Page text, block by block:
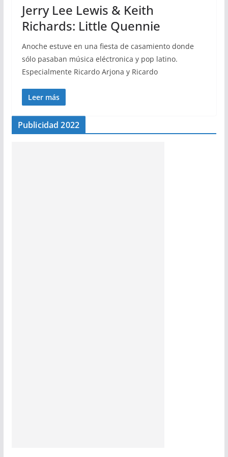
Jerry Lee Lewis & Keith
Richards: Little Quennie
Anoche estuve en una fiesta de casamiento donde
sólo pasaban música eléctronica y pop latino.
Especialmente Ricardo Arjona y Ricardo
Leer más
Publicidad 2022